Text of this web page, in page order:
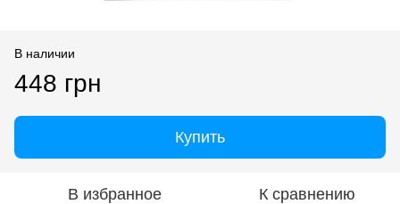
В наличии
448 грн
Купить
В избранное К сравнению